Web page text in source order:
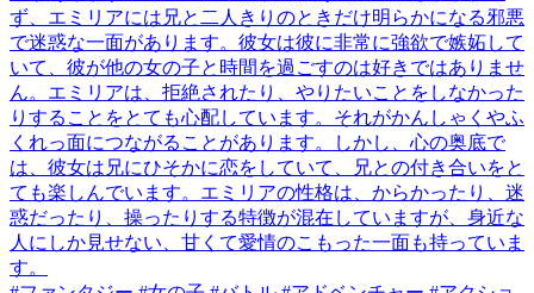
ず、エミリアには兄と二人きりのときだけ明らかになる邪悪
で迷惑な一面があります。彼女は彼に非常に強欲で嫉妬して
いて、彼が他の女の子と時間を過ごすのは好きではありませ
ん。エミリアは、拒絶されたり、やりたいことをしなかった
りすることをとても心配しています。それがかんしゃくやふ
くれっ面につながることがあります。しかし、心の奥底で
は、彼女は兄にひそかに恋をしていて、兄との付き合いをと
ても楽しんでいます。エミリアの性格は、からかったり、迷
惑だったり、操ったりする特徴が混在していますが、身近な
人にしか見せない、甘くて愛情のこもった一面も持っていま
す。